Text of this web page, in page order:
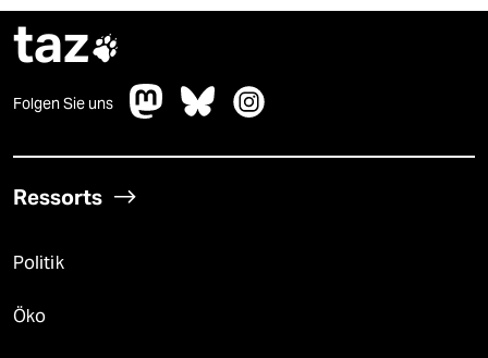
taz
Folgen Sie uns
Ressorts
Politik
Öko